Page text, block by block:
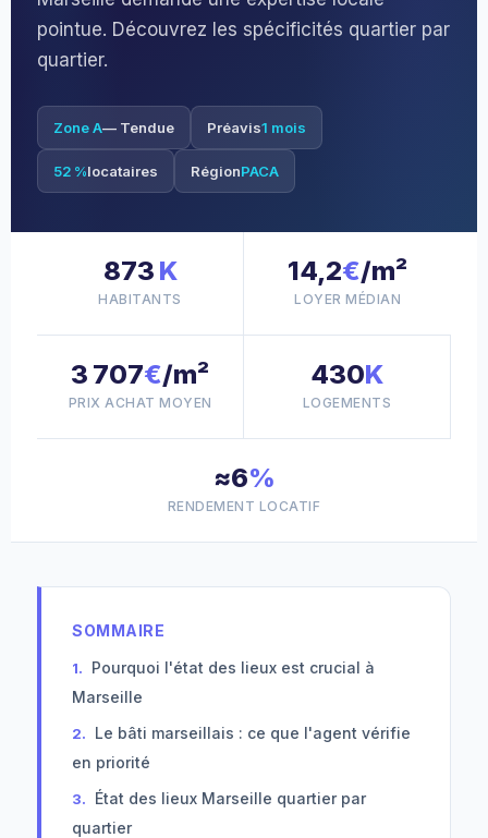
pointue. Découvrez les spécificités quartier par
quartier.
Zone A— Tendue Préavis1 mois
52 %locataires RégionPACA
873 K
HABITANTS
14,2€/m²
LOYER MÉDIAN
3 707€/m²
PRIX ACHAT MOYEN
430K
LOGEMENTS
≈6%
RENDEMENT LOCATIF
SOMMAIRE
Pourquoi l'état des lieux est crucial à
Marseille
Le bâti marseillais : ce que l'agent vérifie
en priorité
État des lieux Marseille quartier par
quartier